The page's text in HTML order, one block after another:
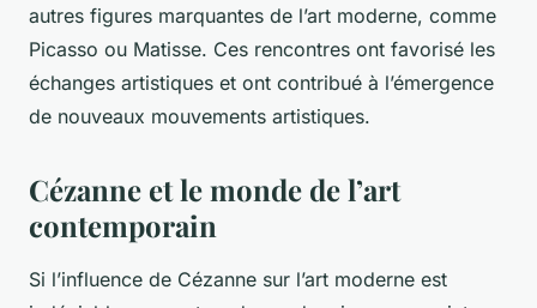
autres figures marquantes de l’art moderne, comme
Picasso ou Matisse. Ces rencontres ont favorisé les
échanges artistiques et ont contribué à l’émergence
de nouveaux mouvements artistiques.
Cézanne et le monde de l’art
contemporain
Si l’influence de Cézanne sur l’art moderne est